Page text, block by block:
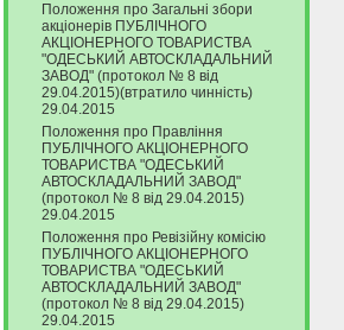
Положення про Загальні збори
акціонерів ПУБЛІЧНОГО
АКЦІОНЕРНОГО ТОВАРИСТВА
"ОДЕСЬКИЙ АВТОСКЛАДАЛЬНИЙ
ЗАВОД" (протокол № 8 від
29.04.2015)(втратило чинність)
29.04.2015
Положення про Правління
ПУБЛІЧНОГО АКЦІОНЕРНОГО
ТОВАРИСТВА "ОДЕСЬКИЙ
АВТОСКЛАДАЛЬНИЙ ЗАВОД"
(протокол № 8 від 29.04.2015)
29.04.2015
Положення про Ревізійну комісію
ПУБЛІЧНОГО АКЦІОНЕРНОГО
ТОВАРИСТВА "ОДЕСЬКИЙ
АВТОСКЛАДАЛЬНИЙ ЗАВОД"
(протокол № 8 від 29.04.2015)
29.04.2015